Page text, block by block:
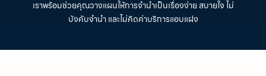
เราพร้อมช่วยคุณวางแผนให้การจำนำเป็นเรื่องง่าย สบายใจ ไม่
บังคับจำนำ และไม่คิดค่าบริการแอบแฝง